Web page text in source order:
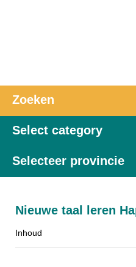
Zoeken
Select category
Selecteer provincie
Nieuwe taal leren
Inhoud